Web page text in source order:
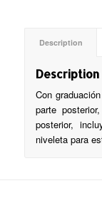
Description
Description
Con
parte
posterior,
niveleta para